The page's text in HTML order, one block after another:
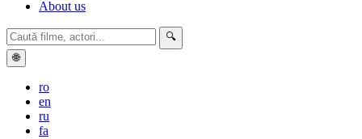
About us
🔍
🌐
ro
en
ru
fa